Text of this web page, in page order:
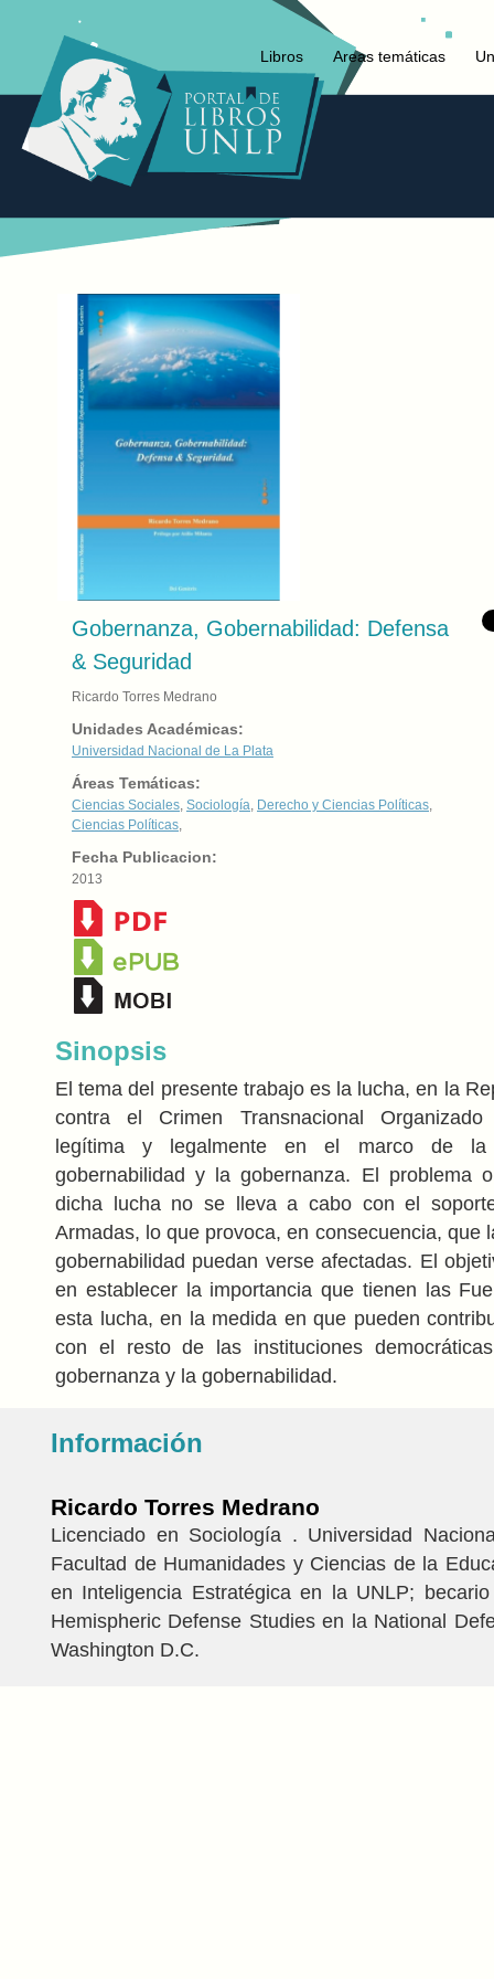
Libros Areas temáticas
Gobernanza, Gobernabilidad: Defensa
& Seguridad
Ricardo Torres Medrano
Unidades Académicas:
Universidad Nacional de La Plata
Áreas Temáticas:
Ciencias Sociales Sociología Derecho y Ciencias Políticas
Ciencias Políticas
Fecha Publicacion:
2013
Sinopsis
El tema del presente trabajo es la lucha, en la
contra el Crimen Transnacional Organizado
legítima y legalmente en el marco de la
gobernabilidad y la gobernanza. El problema
dicha lucha no se lleva a cabo con el
Armadas, lo que provoca, en consecuencia, que
gobernabilidad puedan verse afectadas. El
en establecer la importancia que tienen las
esta lucha, en la medida en que pueden
con el resto de las instituciones
gobernanza y la gobernabilidad.
Información
Ricardo Torres Medrano
Licenciado en Sociología . Universidad
Facultad de Humanidades y Ciencias de la
en Inteligencia Estratégica en la UNLP;
Hemispheric Defense Studies en la National
Washington D.C.